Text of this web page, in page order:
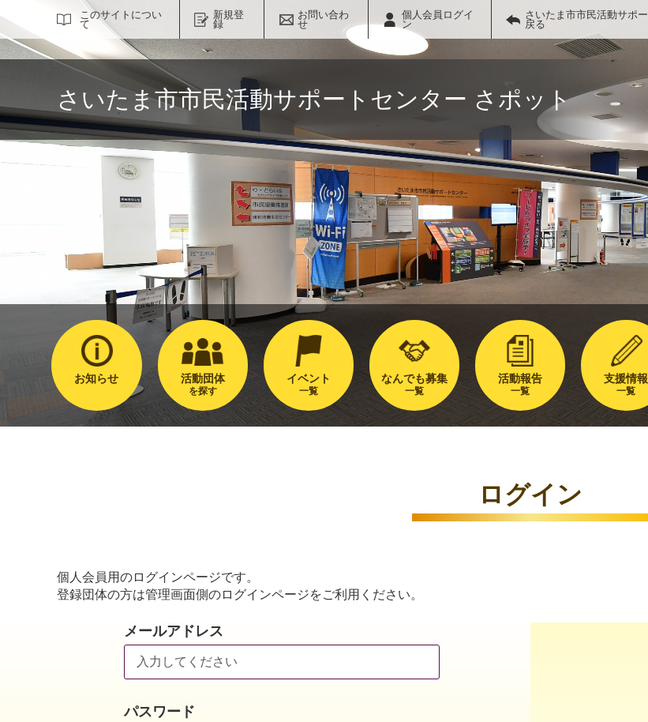
このサイトについ
て
新規登
録
お問い合わ
せ
個人会員ログイ
ン
さいたま市市民活動サポ
戻る
さいたま市市民活動サポートセンター さポット
お知らせ 活動団体
を探す
イベント
一覧
なんでも募集
一覧
活動報告
一覧
支援情報
一覧
ログイン
個人会員用のログインページです。
登録団体の方は管理画面側のログインページをご利用ください。
メールアドレス
パスワード